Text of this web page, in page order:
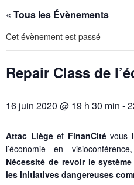
« Tous les Évènements
Cet évènement est passé
Repair Class de
16 juin 2020 @ 19 h 30 min -
Attac Liègeet FinanCitévous
l’économie en
Nécessité de revoir le
les initiatives dangereuses